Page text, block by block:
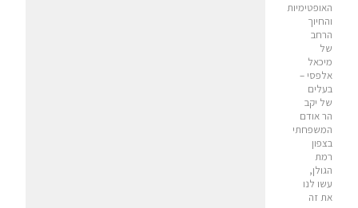
האופטימיות
והחיוך
הרחב
של
מיכאל
אלפסי –
בעלים
של יקב
הר אודם
המשפחתי
בצפון
רמת
הגולן,
עשו לנו
את זה